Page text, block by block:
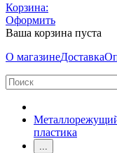
Корзина:
Оформить
Ваша корзина пуста
О магазинеДоставка
пластика
...